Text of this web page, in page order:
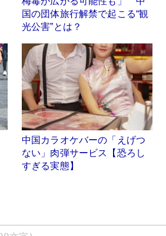
国の団体旅行解禁で起こる“観
光公害”とは？
中国カラオケバーの「えげつ
ない」肉弾サービス【恐ろし
すぎる実態】